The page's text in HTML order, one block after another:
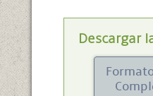
Descargar